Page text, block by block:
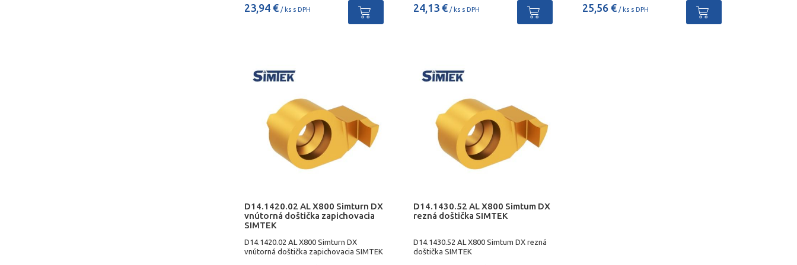
23,94 € / ks s DPH 24,13 €/ ks s DPH 25,56 €/ ks s DPH
D14.1420.02 AL X800 Simturn DX
vnútorná doštička zapichovacia
SIMTEK
D14.1420.02 AL X800 Simturn DX
vnútorná doštička zapichovacia SIMTEK
D14.1430.52 AL X800 Simtum DX
rezná doštička SIMTEK
D14.1430.52 AL X800 Simtum DX rezná
doštička SIMTEK